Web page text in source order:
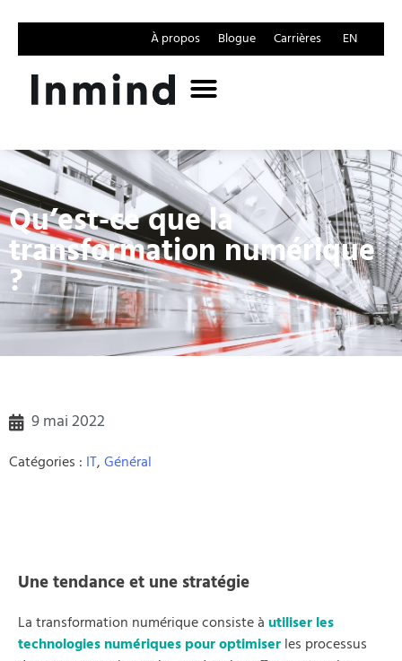
À propos Blogue Carrières EN
Qu’est-ce que la
transformation numérique
?
9 mai 2022
Catégories : IT,Général
Une tendance et une stratégie
La transformation numérique consiste àutiliser les
technologies numériques pour optimiserles processus